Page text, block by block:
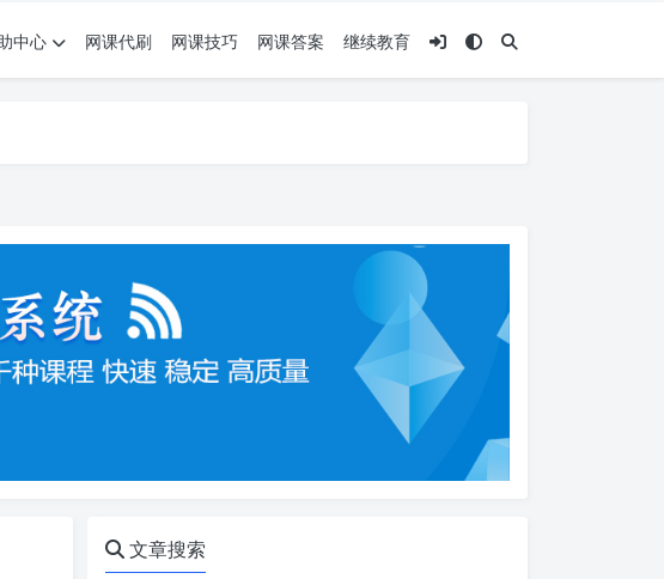
中心 网课代刷 网课技巧 网课答案 继续教育
文章搜索